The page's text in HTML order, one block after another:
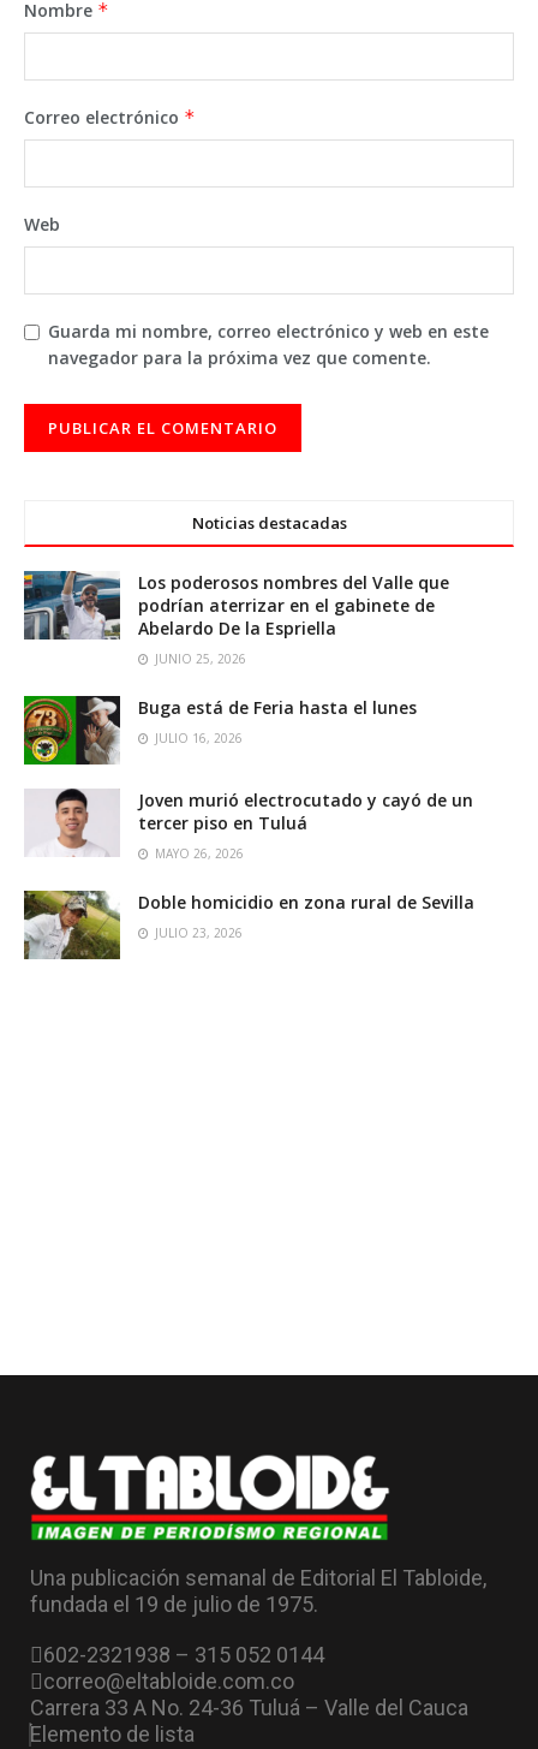
Nombre *
Correo electrónico *
Web
Guarda mi nombre, correo electrónico y web en este
navegador para la próxima vez que comente.
Noticias destacadas
Los poderosos nombres del Valle que
podrían aterrizar en el gabinete de
Abelardo De la Espriella
JUNIO 25, 2026
Buga está de Feria hasta el lunes
JULIO 16, 2026
Joven murió electrocutado y cayó de un
tercer piso en Tuluá
MAYO 26, 2026
Doble homicidio en zona rural de Sevilla
JULIO 23, 2026
Una publicación semanal de Editorial El Tabloide,
fundada el 19 de julio de 1975.
602-2321938 – 315 052 0144
correo@eltabloide.com.co
Carrera 33 A No. 24-36 Tuluá – Valle del Cauca
Elemento de lista